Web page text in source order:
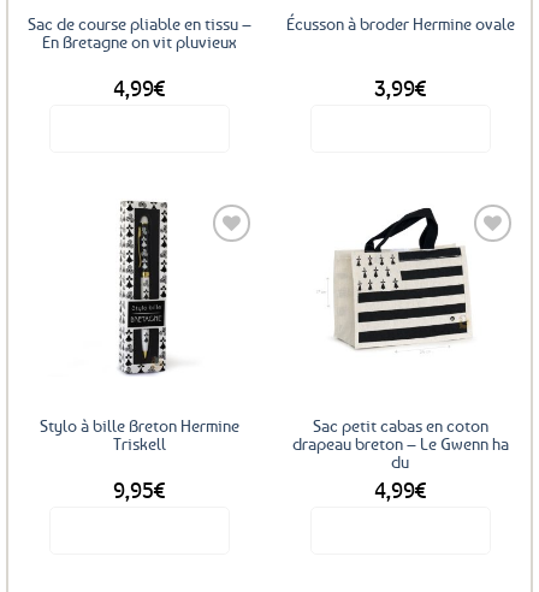
Sac de course pliable en tissu –
En Bretagne on vit pluvieux
4,99€
Écusson à broder Hermine ovale
3,99€
Stylo à bille Breton Hermine
Triskell
9,95€
Ajouter
favoris
Sac petit cabas en coton
drapeau breton – Le Gwenn ha
du
4,99€